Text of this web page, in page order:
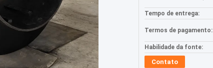
Tempo de entrega:
Termos de pagamento:
Habilidade da fonte:
Contato